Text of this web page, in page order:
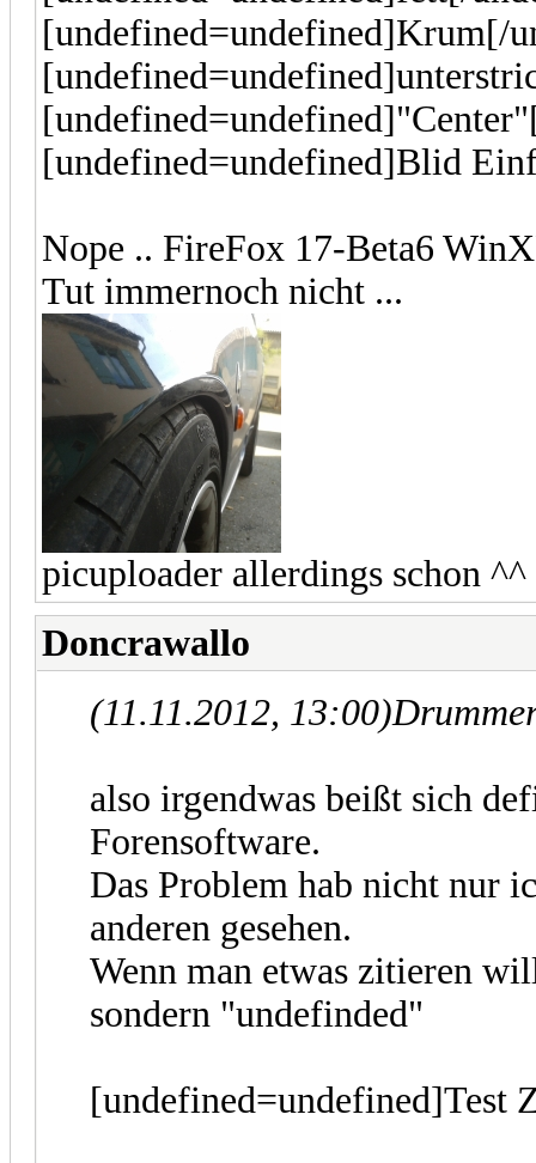
[undefined=undefined]Krum[/
[undefined=undefined]Blid
Nope .. FireFox 17-Beta6
Tut immernoch nicht ...
picuploader allerdings schon ^^
Doncrawallo
(11.11.2012, 13:00)
also irgendwas beißt sich
Forensoftware.
Das Problem hab nicht nur
anderen gesehen.
Wenn man etwas zitieren
sondern "undefinded"
[undefined=undefined]Test